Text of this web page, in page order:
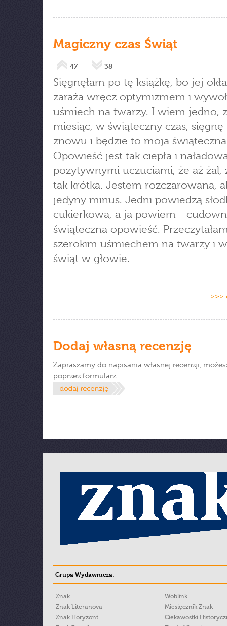
Magiczny czas Świąt
47 38
Sięgnęłam po tę książkę, bo jej
zaraża wręcz optymizmem i
uśmiech na twarzy. I wiem jedno,
miesiąc, w świąteczny czas, sięgnę
znowu i będzie to moja
Opowieść jest tak ciepła i
pozytywnymi uczuciami, że aż żal,
tak krótka. Jestem rozczarowana,
jedyny minus. Jedni powiedzą
cukierkowa, a ja powiem -
świąteczna opowieść.
szerokim uśmiechem na twarzy i
świąt w głowie.
>>>
Dodaj własną recenzję
Zapraszamy do napisania własnej recenzji,
poprzez formularz.
Grupa Wydawnicza:
Znak
Znak Literanova
Znak Horyzont
Woblink
Miesięcznik Znak
Ciekawostki